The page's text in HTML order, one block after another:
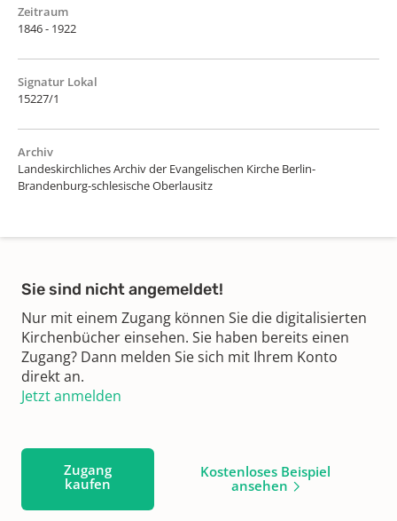
Zeitraum
1846 - 1922
Signatur Lokal
15227/1
Archiv
Landeskirchliches Archiv der Evangelischen Kirche Berlin-
Brandenburg-schlesische Oberlausitz
Sie sind nicht angemeldet!
Nur mit einem Zugang können Sie die digitalisierten
Kirchenbücher einsehen. Sie haben bereits einen
Zugang? Dann melden Sie sich mit Ihrem Konto
direkt an.
Jetzt anmelden
Zugang
kaufen
Kostenloses Beispiel
ansehen